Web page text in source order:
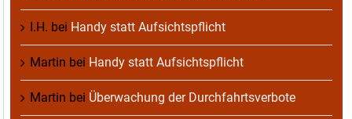
I.H. bei Handy statt Aufsichtspflicht
Martin bei Handy statt Aufsichtspflicht
Martin bei Überwachung der Durchfahrtsverbote